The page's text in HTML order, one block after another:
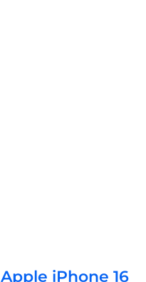
Apple iPhone 16